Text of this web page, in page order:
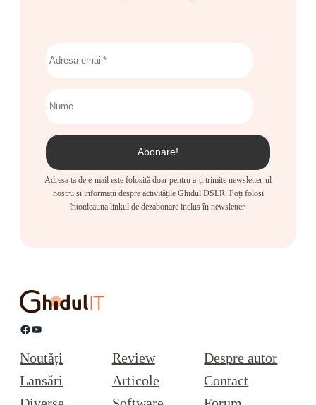
Adresa ta de e-mail este folosită doar pentru a-ți trimite newsletter-ul
nostru și informații despre activitățile Ghidul DSLR. Poți folosi
întotdeauna linkul de dezabonare inclus în newsletter.
Facebook YouTube
Noutăți
Lansări
Review
Articole
Despre autor
Contact